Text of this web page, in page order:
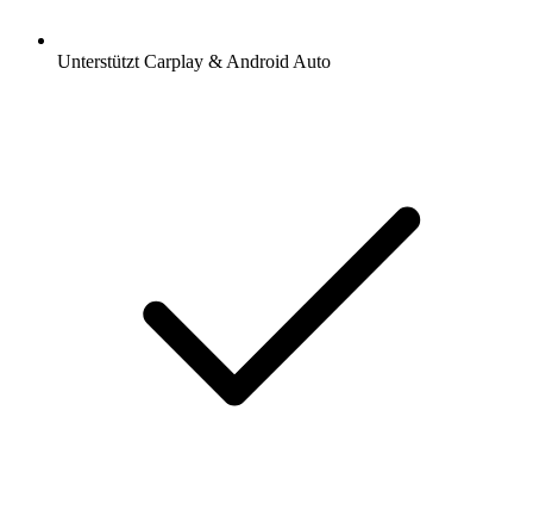
Unterstützt Carplay & Android Auto